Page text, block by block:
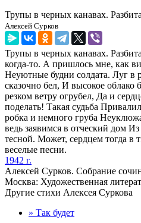
Трупы в черных канавах.
Алексей Сурков
Трупы в черных канавах.
когда-то. А пришлось мне, как
Неуютные будни солдата. Луг в
сказочно бел, И высокое облако
резком ветру огрубел, Да и
поделать! Такая судьба
робка и немного груба
ведь заявимся в отческий дом
тесной. Может, сердцем тогда
веселые песни.
1942 г.
Алексей Сурков. Собрание
Москва: Художественная
Другие стихи Алексея Суркова
» Так будет